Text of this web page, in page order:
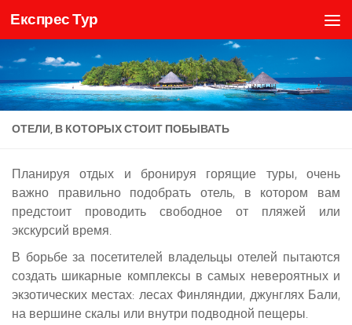
Skip to content
Експрес Тур
ОТЕЛИ, В КОТОРЫХ СТОИТ ПОБЫВАТЬ
Планируя отдых и бронируя горящие туры, очень
важно правильно подобрать отель, в котором вам
предстоит проводить свободное от пляжей или
экскурсий время.
В борьбе за посетителей владельцы отелей пытаются
создать шикарные комплексы в самых невероятных и
экзотических местах: лесах Финляндии, джунглях Бали,
на вершине скалы или внутри подводной пещеры.